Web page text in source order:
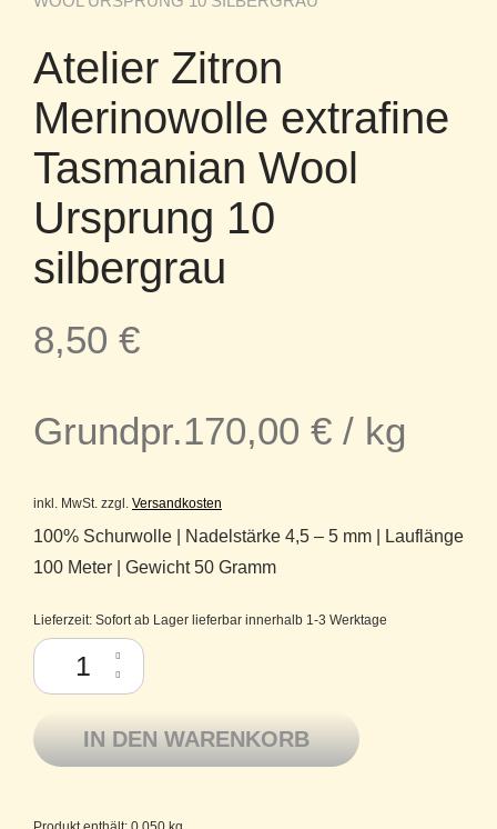
Atelier Zitron
Merinowolle extrafine
Tasmanian Wool
Ursprung 10
silbergrau
8,50 €
Grundpr.170,00 € / kg
inkl. MwSt. zzgl. Versandkosten
100% Schurwolle | Nadelstärke 4,5 – 5 mm | Lauflänge
100 Meter | Gewicht 50 Gramm
Lieferzeit: Sofort ab Lager lieferbar innerhalb 1-3 Werktage
Atelier Zitron Merinowolle extrafine Tasmanian Wool Ursprung 10
IN DEN WARENKORB
Produkt enthält: 0,050 kg